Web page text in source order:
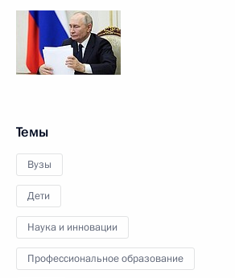
Темы
Вузы
Дети
Наука и инновации
Профессиональное образование